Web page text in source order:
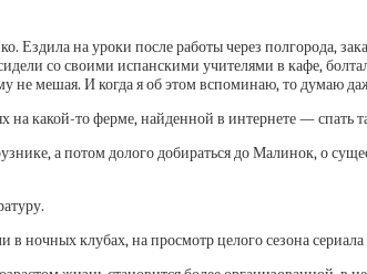
Ездила на уроки после работы через полгорода,
со своими испанскими учителями в кафе,
не мешая. И когда я об этом вспоминаю, то
какой-то ферме, найденной в интернете — спать
а потом долого добираться до Малинок, о
ночных клубах, на просмотр целого сезона